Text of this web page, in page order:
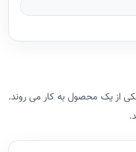
از یک محصول به کار می روند.